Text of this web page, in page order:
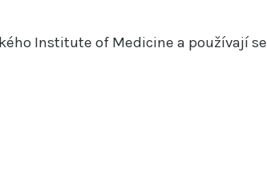
Institute of Medicine a používají